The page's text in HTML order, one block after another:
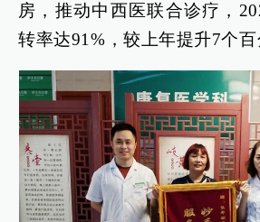
房，推动中西医联合诊疗，
转率达91%，较上年提升7个百